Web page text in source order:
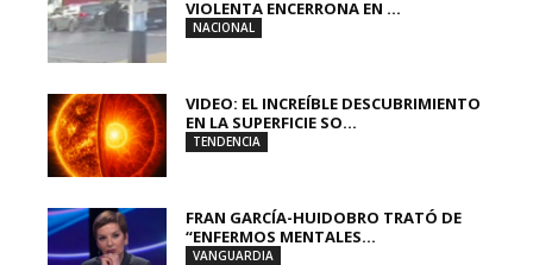
VIOLENTA ENCERRONA EN ...
NACIONAL
VIDEO: EL INCREÍBLE DESCUBRIMIENTO
EN LA SUPERFICIE SO...
TENDENCIA
FRAN GARCÍA-HUIDOBRO TRATÓ DE
“ENFERMOS MENTALES...
VANGUARDIA